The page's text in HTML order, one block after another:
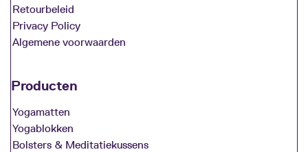
Retourbeleid
Privacy Policy
Algemene voorwaarden
Producten
Yogamatten
Yogablokken
Bolsters & Meditatiekussens